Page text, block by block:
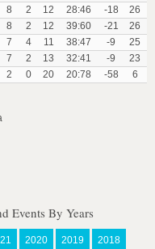
8 2 12 28:46 -18
26
8 2 12 39:60 -21
26
7 4 11 38:47 -9
25
7 2 13 32:41 -9
23
2 0 20 20:78 -58 6
Events By Years
2020 2019 2018